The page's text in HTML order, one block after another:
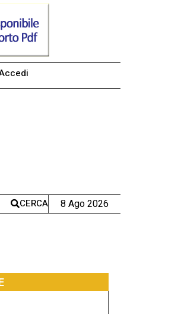
CERCA 8 Ago 2026